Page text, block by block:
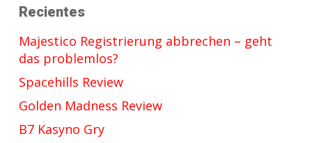
Recientes
Majestico Registrierung abbrechen – geht
das problemlos?
Spacehills Review
Golden Madness Review
B7 Kasyno Gry